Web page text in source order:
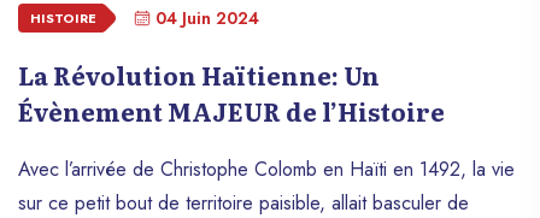
HISTOIRE 04 Juin 2024
La Révolution Haïtienne: Un
Évènement MAJEUR de l’Histoire
Avec l’arrivée de Christophe Colomb en Haïti en 1492, la vie
sur ce petit bout de territoire paisible, allait basculer de